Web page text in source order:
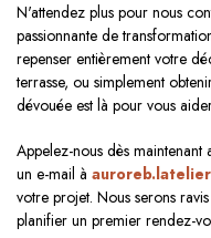
N'attendez plus pour nous
passionnante de
repenser entièrement votre
terrasse, ou simplement
dévouée est là pour vous
Appelez-nous dès maintenant
un e-mail à
votre projet. Nous serons
planifier un premier rendez-